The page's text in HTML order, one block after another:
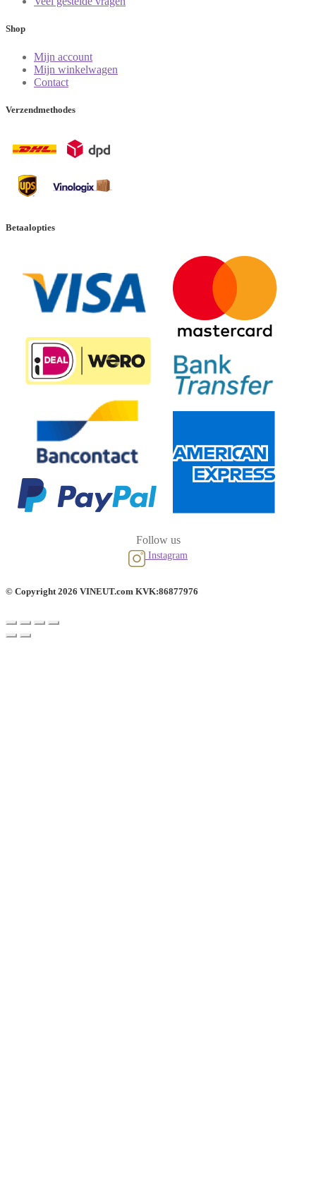
Shop
Mijn account
Mijn winkelwagen
Contact
Verzendmethodes
Betaalopties
Follow us
Instagram
© Copyright 2026 VINEUT.com KVK:86877976